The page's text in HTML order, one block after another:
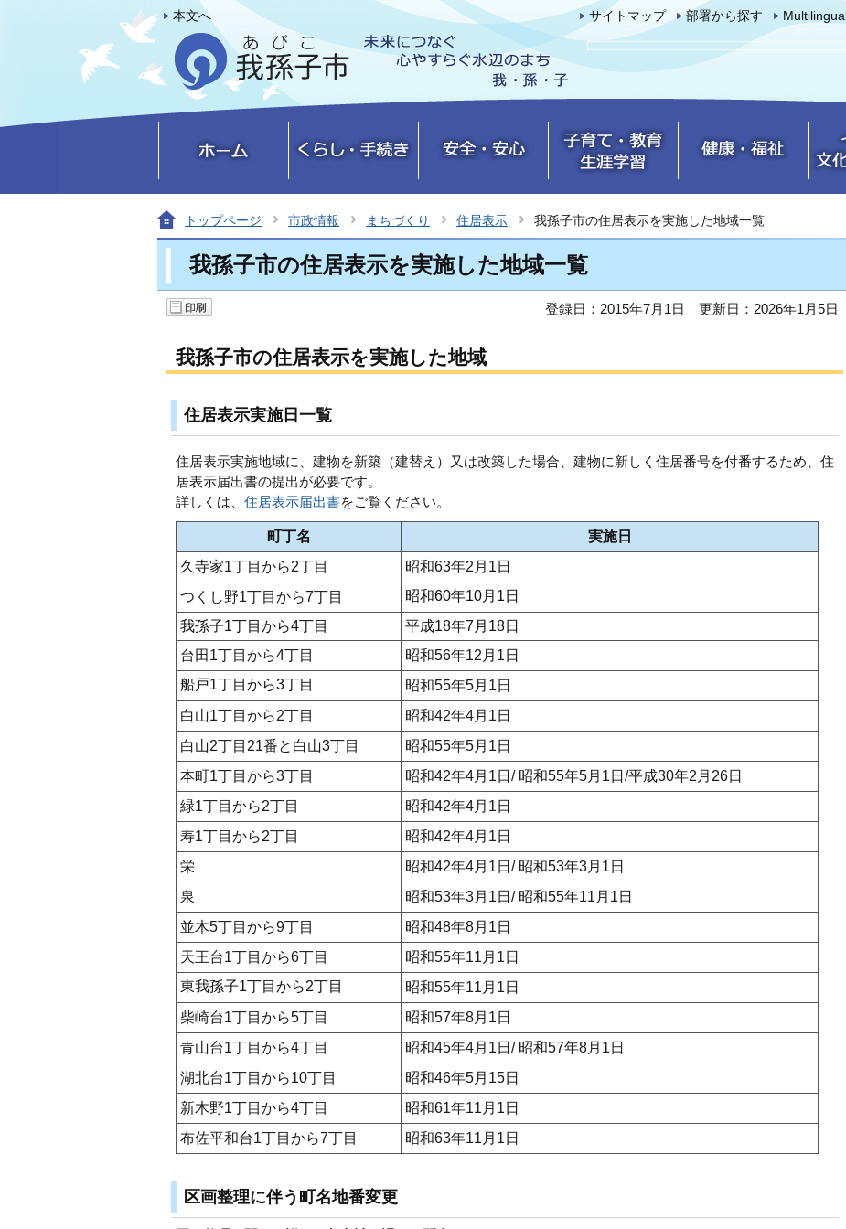
本文へ サイトマップ 部署から探す Multilingual
トップページ 市政情報 まちづくり 住居表示 我孫子市の住居表示を実施した地域一覧
我孫子市の住居表示を実施した地域一覧
登録日：2015年7月1日 更新日：2026年1月5日
我孫子市の住居表示を実施した地域
住居表示実施日一覧
住居表示実施地域に、建物を新築（建替え）又は改築した場合、建物に新しく住居番号を付番するため、住
居表示届出書の提出が必要です。
詳しくは、 住居表示届出書をご覧ください。
町丁名
実施日
久寺家1丁目から2丁目
昭和63年2月1日
つくし野1丁目から7丁目
昭和60年10月1日
我孫子1丁目から4丁目
平成18年7月18日
台田1丁目から4丁目
昭和56年12月1日
船戸1丁目から3丁目
昭和55年5月1日
白山1丁目から2丁目
昭和42年4月1日
白山2丁目21番と白山3丁目
昭和55年5月1日
本町1丁目から3丁目
昭和42年4月1日/ 昭和55年5月1日/平成30年2月26日
緑1丁目から2丁目
昭和42年4月1日
寿1丁目から2丁目
昭和42年4月1日
栄
昭和42年4月1日/ 昭和53年3月1日
泉
昭和53年3月1日/ 昭和55年11月1日
並木5丁目から9丁目
昭和48年8月1日
天王台1丁目から6丁目
昭和55年11月1日
東我孫子1丁目から2丁目
昭和55年11月1日
柴崎台1丁目から5丁目
昭和57年8月1日
青山台1丁目から4丁目
昭和45年4月1日/ 昭和57年8月1日
湖北台1丁目から10丁目
昭和46年5月15日
新木野1丁目から4丁目
昭和61年11月1日
布佐平和台1丁目から7丁目
昭和63年11月1日
区画整理に伴う町名地番変更